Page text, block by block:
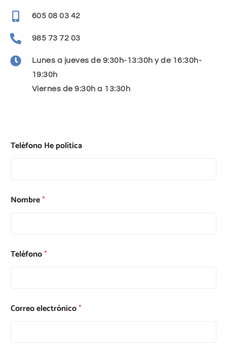
605 08 03 42
985 73 72 03
Lunes a jueves de 9:30h-13:30h y de 16:30h-
19:30h
Viernes de 9:30h a 13:30h
Teléfono He política
Nombre*
Teléfono*
Correo electrónico*